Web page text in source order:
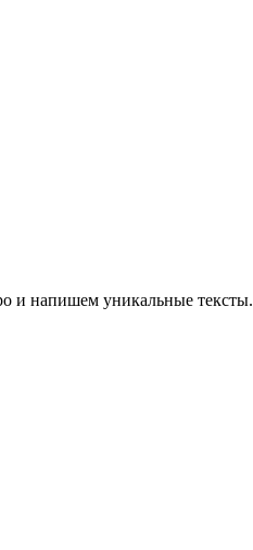
и напишем уникальные тексты.